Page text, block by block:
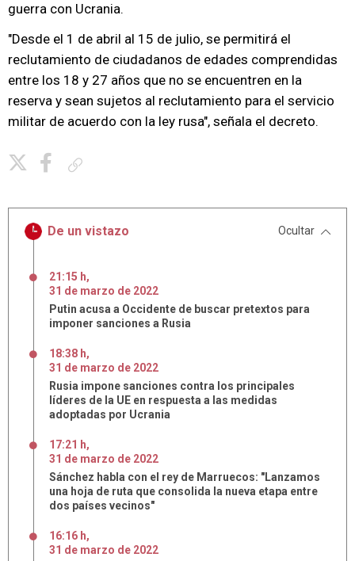
guerra con Ucrania.
"Desde el 1 de abril al 15 de julio, se permitirá el
reclutamiento de ciudadanos de edades comprendidas
entre los 18 y 27 años que no se encuentren en la
reserva y sean sujetos al reclutamiento para el servicio
militar de acuerdo con la ley rusa", señala el decreto.
De un vistazo Ocultar
21:15 h,
31 de marzo de 2022
Putin acusa a Occidente de buscar pretextos para
imponer sanciones a Rusia
18:38 h,
31 de marzo de 2022
Rusia impone sanciones contra los principales
líderes de la UE en respuesta a las medidas
adoptadas por Ucrania
17:21 h,
31 de marzo de 2022
Sánchez habla con el rey de Marruecos: "Lanzamos
una hoja de ruta que consolida la nueva etapa entre
dos países vecinos"
16:16 h,
31 de marzo de 2022